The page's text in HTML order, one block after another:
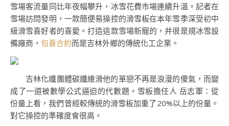
雪場客流量同比年夜幅攀升，冰雪花費市場連續升溫。記者在
雪場訪問發明，一款簡便易操控的滑雪板在本年雪季深受初中
級滑雪喜好者的喜愛。打造這款雪場新寵的，并很是規冰雪設
備廠商， 包養合約而是吉林外鄉的傳統化工企業。
吉林化纖團體碳纖維滑他的單戀不再是浪漫的傻氣，而變
成了一道被數學公式逼迫的代數題。雪板擔任人 岳志軍：從
份量上看，我們曾經較傳統的滑雪板加重了20%以上的份量。
對它操控的準確度會很高。